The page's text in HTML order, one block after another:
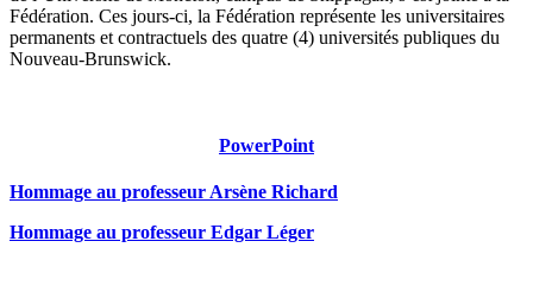
Fédération. Ces jours-ci, la Fédération représente les universitaires
permanents et contractuels des quatre (4) universités publiques du
Nouveau-Brunswick.
PowerPoint
Hommage au professeur Arsène Richard
Hommage au professeur Edgar Léger